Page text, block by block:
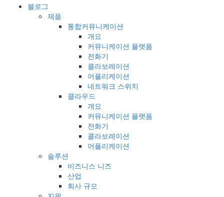
블로그
제품
통합커뮤니케이션
개요
커뮤니케이션 플랫폼
전화기
콜라보레이션
어플리케이션
네트워크 스위치
클라우드
개요
커뮤니케이션 플랫폼
전화기
콜라보레이션
어플리케이션
솔루션
비즈니스 니즈
산업
회사 규모